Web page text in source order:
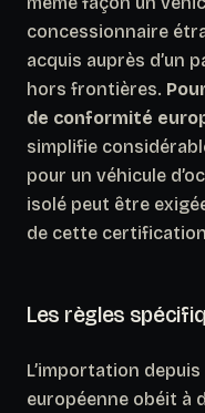
concessionnaire
acquis auprès d’un
hors frontières.
de conformité
simplifie
pour un véhicule
isolé peut être
de cette
Les règles
L’importation
européenne obéit à